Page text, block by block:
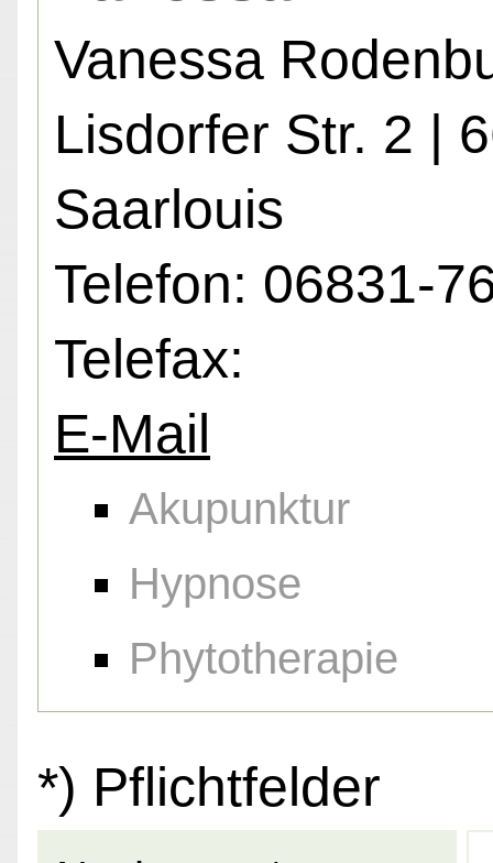
Vanessa
Lisdorfer Str. 2 |
Saarlouis
Telefon: 06831-
Telefax:
E-Mail
Akupunktur
Hypnose
Phytotherapie
*) Pflichtfelder